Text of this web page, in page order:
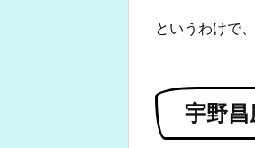
というわけで
宇野